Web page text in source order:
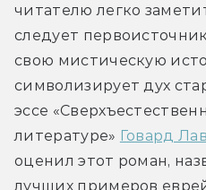
читателю легко
следует
свою мистическую
символизирует дух
эссе
литературе» Говард
оценил этот роман,
лучших примеров